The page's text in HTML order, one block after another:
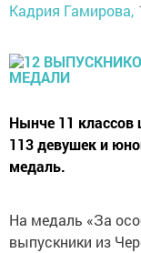
Кадрия Гамирова,
Нынче 11 классов
113 девушек и
медаль.
На медаль «За
выпускники из